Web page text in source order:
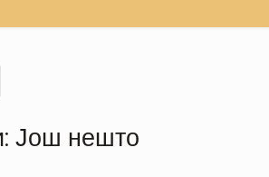
Још нешто